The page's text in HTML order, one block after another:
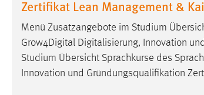
Zertifikat Lean Management &
Menü Zusatzangebote im Studium
Grow4Digital Digitalisierung, Innovation
Studium Übersicht Sprachkurse des
Innovation und Gründungsqualifikation
Matomo
Name: _pk_ref, _pk_cvar, _pk_id,
Zweck:
Cookie Laufzeit: Max. 13 Monate